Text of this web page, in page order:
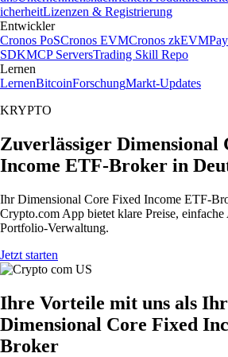
icherheitLizenzen & Registrierung
Entwickler
Cronos PoSCronos EVMCronos zkEVM
SDKMCP ServersTrading Skill Repo
Lernen
LernenBitcoinForschungMarkt-Updates
KRYPTO
Zuverlässiger Dimensional
Income ETF-Broker in
Ihr Dimensional Core Fixed Income ETF-
Crypto.com App bietet klare Preise,
Portfolio-Verwaltung.
Jetzt starten
Ihre Vorteile mit uns als
Dimensional Core Fixed
Broker